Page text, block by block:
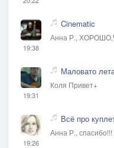
19:38
Cinematic
Анна Р.,
19:31
Маловато
Коля Привет+
19:26
Всё про
Анна Р., спасибо!!!